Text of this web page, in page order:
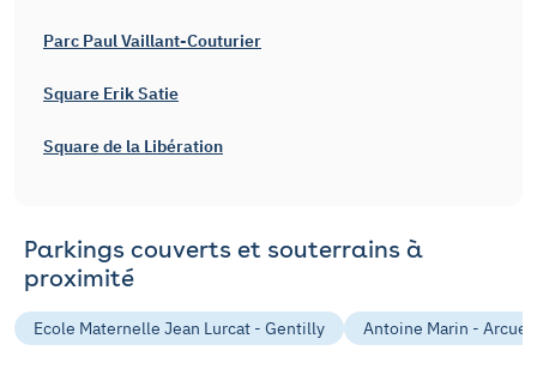
Parc Paul Vaillant-Couturier
Square Erik Satie
Square de la Libération
Parkings couverts et souterrains à
proximité
Ecole Maternelle Jean Lurcat - Gentilly Antoine Marin - Arcueil